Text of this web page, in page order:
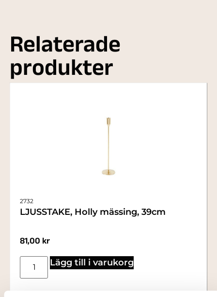
Relaterade
produkter
2732
LJUSSTAKE, Holly mässing, 39cm
81,00 kr
Lägg till i varukorg